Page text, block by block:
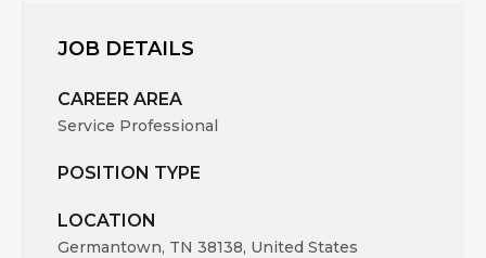
JOB DETAILS
CAREER AREA
Service Professional
POSITION TYPE
LOCATION
Germantown, TN 38138, United States